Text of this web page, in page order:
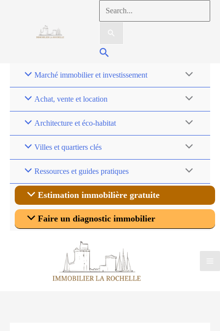
Rechercher :
Rechercher
Marché immobilier et investissement
Achat, vente et location
Architecture et éco-habitat
Villes et quartiers clés
Ressources et guides pratiques
Estimation immobilière gratuite
Faire un diagnostic immobilier